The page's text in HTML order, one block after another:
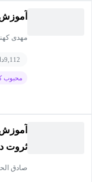
مهدی
9,112
محبوب
ثروت
صادق